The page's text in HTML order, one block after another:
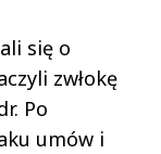
się o
zwłokę
Po
umów i